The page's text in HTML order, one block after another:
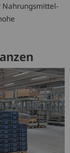
Nahrungsmittel-